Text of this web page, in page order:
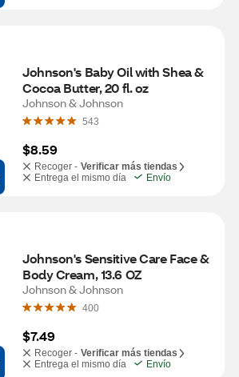
Johnson's Baby Oil with Shea &
Cocoa Butter, 20 fl. oz
Johnson & Johnson
543
$8.59
Recoger - Verificar más tiendas
Entrega el mismo día
Envío
Johnson's Sensitive Care Face &
Body Cream, 13.6 OZ
Johnson & Johnson
400
$7.49
Recoger - Verificar más tiendas
Entrega el mismo día
Envío